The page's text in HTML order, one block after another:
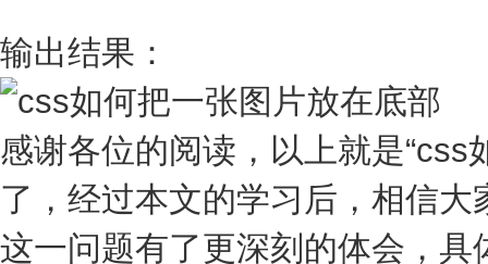
输出结果：
感谢各位的阅读，以上就是“css
了，经过本文的学习后，相信
这一问题有了更深刻的体会，